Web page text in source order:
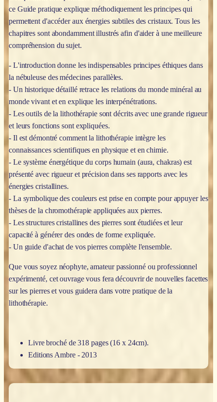
ce Guide pratique explique méthodiquement les principes qui
permettent d'accéder aux énergies subtiles des cristaux. Tous les
chapitres sont abondamment illustrés afin d'aider à une meilleure
compréhension du sujet.
- L'introduction donne les indispensables principes éthiques dans
la nébuleuse des médecines parallèles.
- Un historique détaillé retrace les relations du monde minéral au
monde vivant et en explique les interpénétrations.
- Les outils de la lithothérapie sont décrits avec une grande rigueur
et leurs fonctions sont expliquées.
- Il est démontré comment la lithothérapie intègre les
connaissances scientifiques en physique et en chimie.
- Le système énergétique du corps humain (aura, chakras) est
présenté avec rigueur et précision dans ses rapports avec les
énergies cristallines.
- La symbolique des couleurs est prise en compte pour appuyer les
thèses de la chromothérapie appliquées aux pierres.
- Les structures cristallines des pierres sont étudiées et leur
capacité à générer des ondes de forme expliquée.
- Un guide d'achat de vos pierres complète l'ensemble.
Que vous soyez néophyte, amateur passionné ou professionnel
expérimenté, cet ouvrage vous fera découvrir de nouvelles facettes
sur les pierres et vous guidera dans votre pratique de la
lithothérapie.
Livre broché de 318 pages (16 x 24cm).
Editions Ambre - 2013